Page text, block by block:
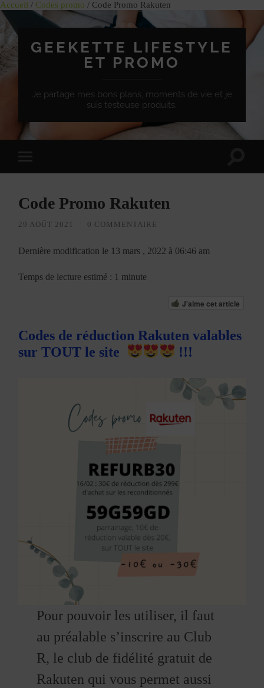
Accueil / Codes promo / Code Promo Rakuten
GEEKETTE LIFESTYLE
ET PROMO
Je partage mes bons plans, moments de vie et je
suis testeuse produits.
à
mobile
Code Promo Rakuten
29 AOÛT 2021 0 COMMENTAIRE
Dernière modification le 13 mars , 2022 à 06:46 am
Temps de lecture estimé : 1 minute
J'aime cet article
Codes de réduction Rakuten valables
sur TOUT le site
!!!
Pour pouvoir les utiliser, il faut
au préalable s’inscrire au Club
R, le club de fidélité gratuit de
Rakuten qui vous permet aussi